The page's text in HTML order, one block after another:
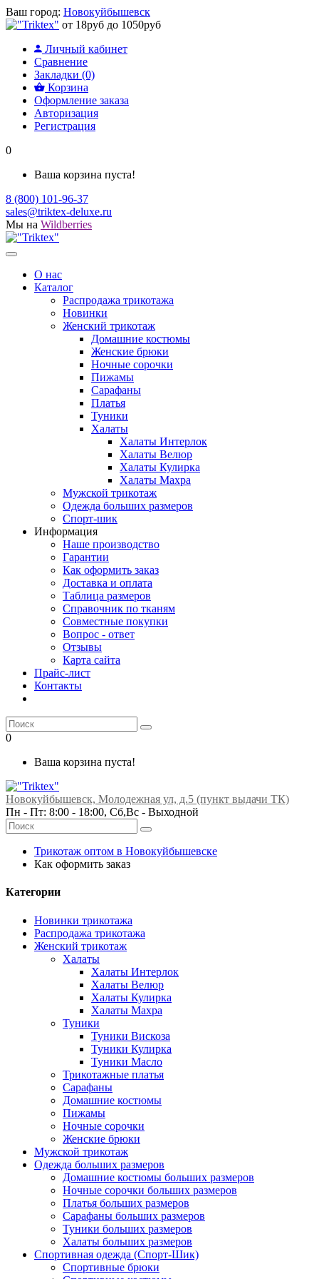
Ваш город: Новокуйбышевск
от 18руб до 1050руб
Личный кабинет
Сравнение
Закладки (0)
Корзина
Оформление заказа
Авторизация
Регистрация
0
Ваша корзина пуста!
8 (800) 101-96-37
sales@triktex-deluxe.ru
Мы на Wildberries
О нас
Каталог
Распродажа трикотажа
Новинки
Женский трикотаж
Домашние костюмы
Женские брюки
Ночные сорочки
Пижамы
Сарафаны
Платья
Туники
Халаты
Халаты Интерлок
Халаты Велюр
Халаты Кулирка
Халаты Махра
Мужской трикотаж
Одежда больших размеров
Спорт-шик
Информация
Наше производство
Гарантии
Как оформить заказ
Доставка и оплата
Таблица размеров
Справочник по тканям
Совместные покупки
Вопрос - ответ
Отзывы
Карта сайта
Прайс-лист
Контакты
0
Ваша корзина пуста!
Новокуйбышевск, Молодежная ул, д.5 (пункт выдачи ТК)
Пн - Пт: 8:00 - 18:00, Сб,Вс - Выходной
Трикотаж оптом в Новокуйбышевске
Как оформить заказ
Категории
Новинки трикотажа
Распродажа трикотажа
Женский трикотаж
Халаты
Халаты Интерлок
Халаты Велюр
Халаты Кулирка
Халаты Махра
Туники
Туники Вискоза
Туники Кулирка
Туники Масло
Трикотажные платья
Сарафаны
Домашние костюмы
Пижамы
Ночные сорочки
Женские брюки
Мужской трикотаж
Одежда больших размеров
Домашние костюмы больших размеров
Ночные сорочки больших размеров
Платья больших размеров
Сарафаны больших размеров
Туники больших размеров
Халаты больших размеров
Спортивная одежда (Спорт-Шик)
Спортивные брюки